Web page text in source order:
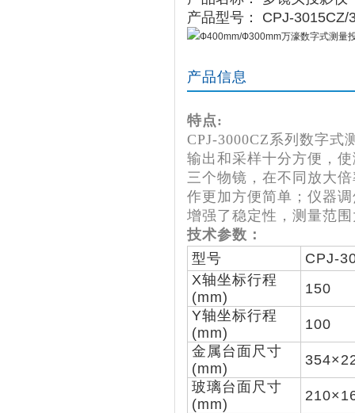
产品型号： CPJ-3015CZ/
产品信息
特点:
CPJ-3000CZ系列数字式
输出和采样十分方便，
三个物镜，在不同放大
作更加方便简单；仪器
增强了稳定性，测量范
技术参数：
型号
CPJ-
X轴坐标行程
(mm)
150
Y轴坐标行程
(mm)
100
金属台面尺寸
(mm)
玻璃台面尺寸
(mm)